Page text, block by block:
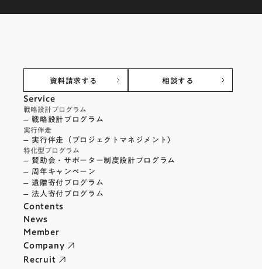
資料請求する 相談する
Service
戦略設計プログラム
– 戦略設計プログラム
実行伴走
– 実行伴走（プロジェクトマネジメント）
特化型プログラム
– 賛助会・サポーター制度設計プログラム
– 周年キャンペーン
– 遺贈寄付プログラム
– 法人寄付プログラム
Contents
News
Member
Company
Recruit